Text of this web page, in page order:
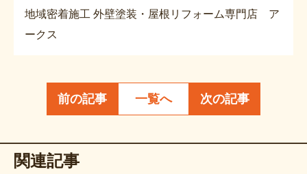
地域密着施工 外壁塗装・屋根リフォーム専門店 ア
ークス
前の記事 一覧へ 次の記事
関連記事